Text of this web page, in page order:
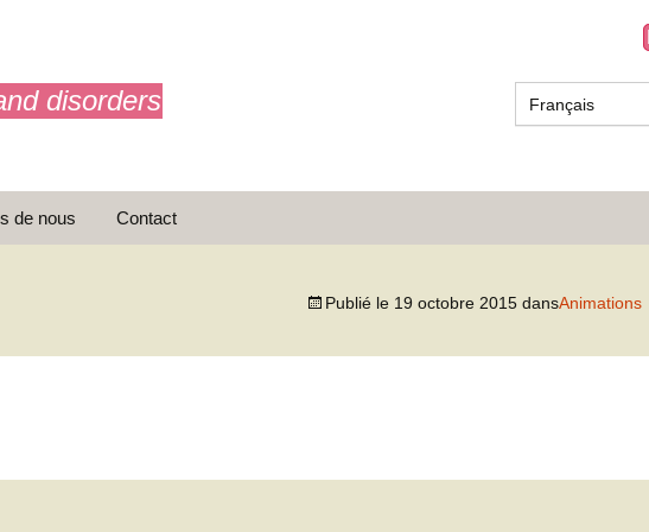
disorders Français
de nous Contact
Publié le 19 octobre 2015 dansAnimations